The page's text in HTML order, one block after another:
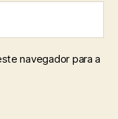
navegador para a